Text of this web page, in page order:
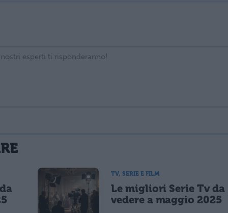
cookie salvi i tuoi dati (nome, email) per il prossimo commento.
di marketing diretto con modalità automatizzate o tradizionali
TV, SERIE E FILM
Le migliori Serie Tv da
vedere a maggio 2025